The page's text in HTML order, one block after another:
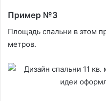
Пример №3
Площадь спальни в этом
метров.